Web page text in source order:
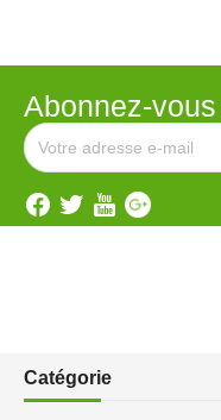
Abonnez-
Catégorie